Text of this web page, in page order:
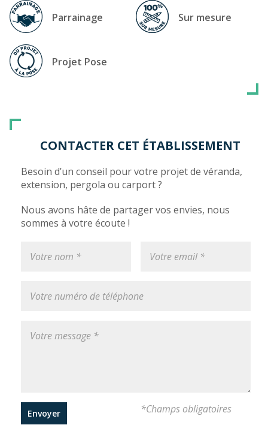
Parrainage Sur mesure
Projet Pose
CONTACTER CET ÉTABLISSEMENT
Besoin d’un conseil pour votre projet de véranda,
extension, pergola ou carport ?
Nous avons hâte de partager vos envies, nous
sommes à votre écoute !
Envoyer *Champs obligatoires